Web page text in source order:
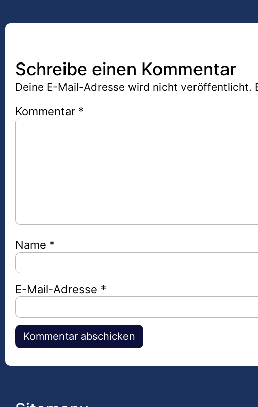
Schreibe einen Kommentar
Deine E-Mail-Adresse wird nicht veröffentlicht.
Kommentar *
Name *
E-Mail-Adresse *
Alternative: